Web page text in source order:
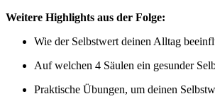
Weitere Highlights aus der Folge:
Wie der Selbstwert deinen Alltag
Auf welchen 4 Säulen ein gesunder
Praktische Übungen, um deinen